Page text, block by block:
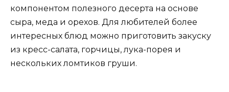
компонентом полезного десерта на основе
сыра, меда и орехов. Для любителей более
интересных блюд можно приготовить закуску
из кресс-салата, горчицы, лука-порея и
нескольких ломтиков груши.